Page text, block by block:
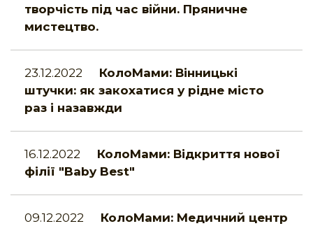
творчість під час війни. Пряничне
мистецтво.
23.12.2022
КолоМами: Вінницькі
штучки: як закохатися у рідне місто
раз і назавжди
16.12.2022
КолоМами: Відкриття нової
філії "Baby Best"
09.12.2022
КолоМами: Медичний центр